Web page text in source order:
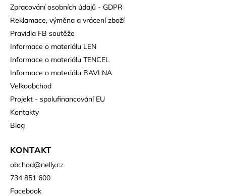
Zpracování osobních údajů - GDPR
Reklamace, výměna a vrácení zboží
Pravidla FB soutěže
Informace o materiálu LEN
Informace o materiálu TENCEL
Informace o materiálu BAVLNA
Velkoobchod
Projekt - spolufinancování EU
Kontakty
Blog
KONTAKT
obchod@nelly.cz
734 851 600
Facebook